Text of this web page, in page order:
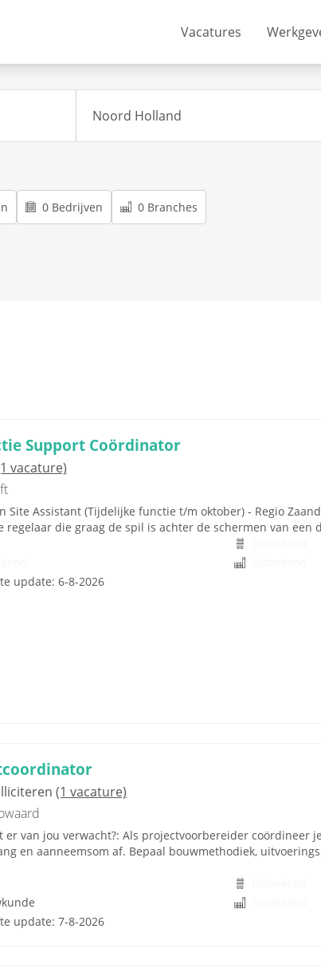
Vacatures
0 Bedrijven 0 Branches
Support Coördinator
vacature)
Site Assistant (Tijdelijke functie t/m oktober) - Regio
regelaar die graag de spil is achter de schermen van een
update: 6-8-2026
(1 vacature)
er van jou verwacht?: Als projectvoorbereider coördineer
en aanneemsom af. Bepaal bouwmethodiek,
update: 7-8-2026